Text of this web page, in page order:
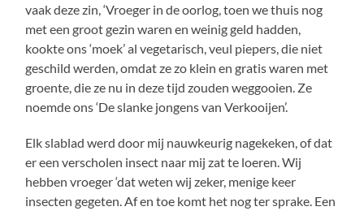
vaak deze zin, ‘Vroeger in de oorlog, toen we thuis nog
met een groot gezin waren en weinig geld hadden,
kookte ons ‘moek’ al vegetarisch, veul piepers, die niet
geschild werden, omdat ze zo klein en gratis waren met
groente, die ze nu in deze tijd zouden weggooien. Ze
noemde ons ‘De slanke jongens van Verkooijen’.
Elk slablad werd door mij nauwkeurig nagekeken, of dat
er een verscholen insect naar mij zat te loeren. Wij
hebben vroeger ‘dat weten wij zeker, menige keer
insecten gegeten. Af en toe komt het nog ter sprake. Een